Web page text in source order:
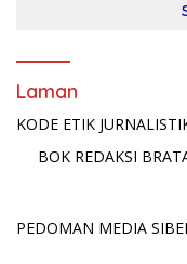
Laman
KODE ETIK
BOK REDAKSI
PEDOMAN MEDIA